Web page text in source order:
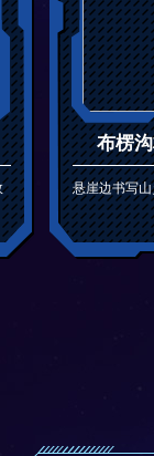
布楞
悬崖边书写